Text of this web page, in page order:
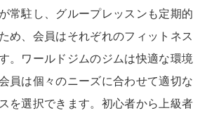
常駐し、グループレッスンも定期的
め、会員はそれぞれのフィットネス
。ワールドジムのジムは快適な環境
員は個々のニーズに合わせて適切な
を選択できます。初心者から上級者